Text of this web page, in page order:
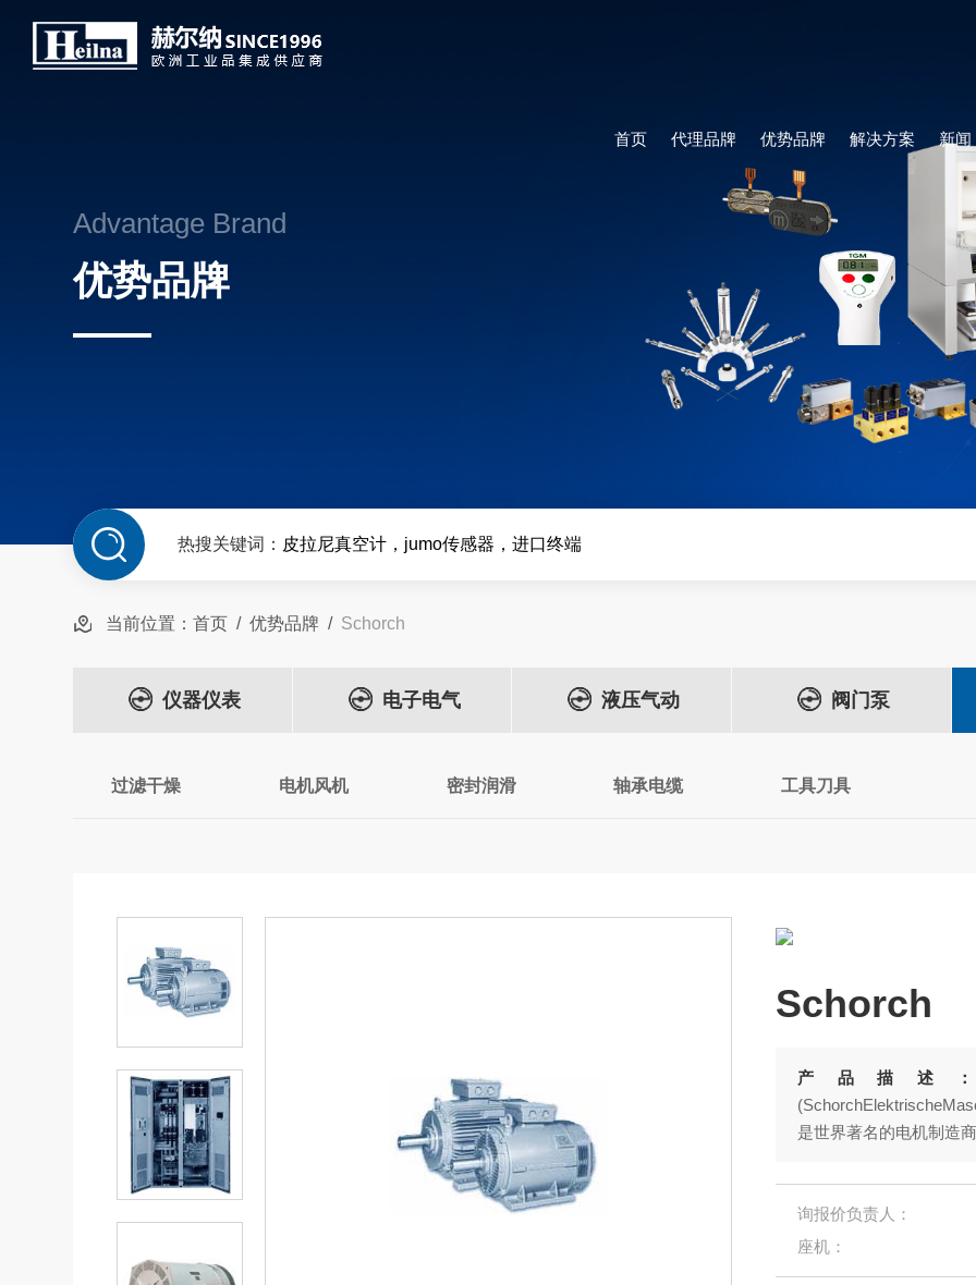
首页 代理品牌 优势品牌 解决方案 新闻
Advantage Brand
优势品牌
热搜关键词： 皮拉尼真空计，jumo传感器，进口终端
当前位置：首页 /优势品牌 / Schorch
仪器仪表 电子电气 液压气动 阀门泵
过滤干燥 电机风机 密封润滑 轴承电缆 工具刀具
Schorch
产品描述
是世界著名的电机制造
品的许多大功率特种电
询报价负责人：
座机：